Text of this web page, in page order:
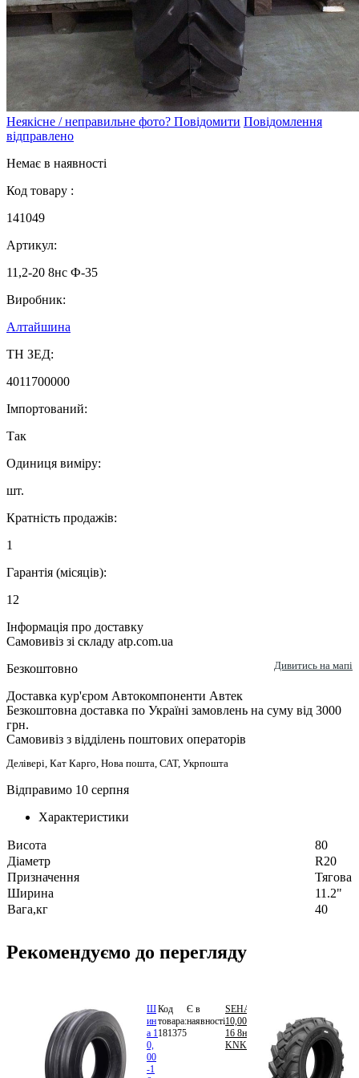
Неякісне / неправильне фото? Повідомити Повідомлення
відправлено
Немає в наявності
Код товару :
141049
Артикул:
11,2-20 8нс Ф-35
Виробник:
Алтайшина
ТН ЗЕД:
4011700000
Імпортований:
Так
Одиниця виміру:
шт.
Кратність продажів:
1
Гарантія (місяців):
12
Інформація про доставку
Самовивіз зі складу atp.com.ua
Безкоштовно
Дивитись на мапі
Доставка кур'єром Автокомпоненти Автек
Безкоштовна доставка по Україні замовлень на суму від 3000
грн.
Самовивіз з відділень поштових операторів
Делівері, Кат Карго, Нова пошта, САТ, Укрпошта
Відправимо 10 серпня
Характеристики
Висота
80
Діаметр
R20
Призначення
Тягова
Ширина
11.2"
Вага,кг
40
Рекомендуємо до перегляду
Ш
ин
а 1
0,
00
-1
Код
товара:
181375
Є в
наявності
SEHA
10,00-
16 8нс
KNK35
800.00
грн.
В
кошик